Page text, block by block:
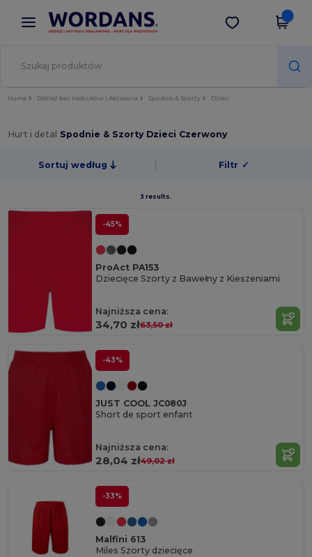
× Aplikacja Wordans
Lepsze ceny w aplikacji!
Pobierz app
Home Odzież bez nadruków | Akcesoria Spodnie & Szorty Dzieci
Hurt i detal Spodnie & Szorty Dzieci Czerwony
Sortuj według Filtr ✓
3 results.
-45%
ProAct PA153
Dziecięce Szorty z Bawełny z Kieszeniami
Najniższa cena:
34,70 zł63,50 zł
-43%
JUST COOL JC080J
Short de sport enfant
Najniższa cena:
28,04 zł49,02 zł
-33%
Malfini 613
Miles Szorty dziecięce